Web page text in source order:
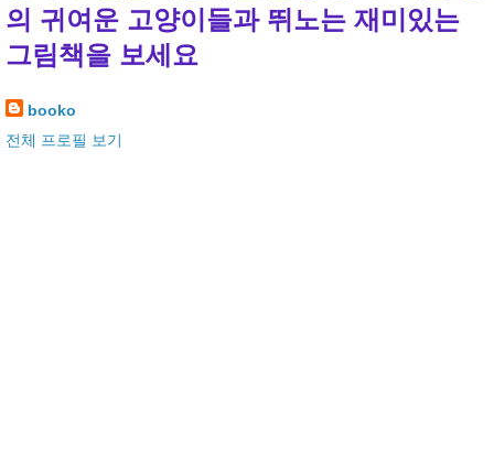
의 귀여운 고양이들과 뛰노는 재미있는
그림책을 보세요
booko
전체 프로필 보기